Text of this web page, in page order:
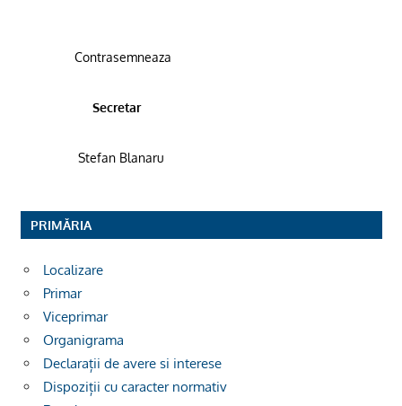
Contrasemneaza
Secretar
Stefan Blanaru
PRIMĂRIA
Localizare
Primar
Viceprimar
Organigrama
Declarații de avere si interese
Dispoziții cu caracter normativ